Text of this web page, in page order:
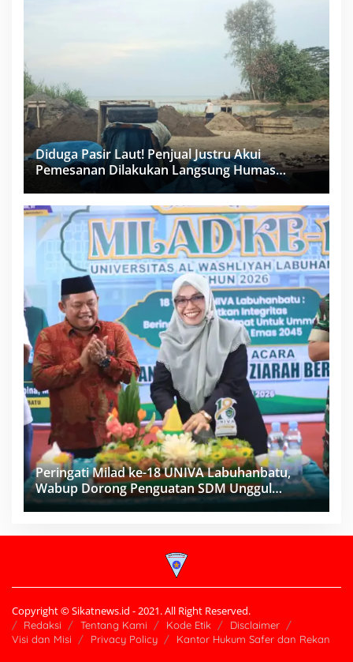
Diduga Pasir Laut! Penjual Justru Akui
Pemesanan Dilakukan Langsung Humas
Peringati Milad ke-18 UNIVA Labuhanbatu,
Wabup Dorong Penguatan SDM Unggul
Menuju Indonesia Emas 2045
Copyright © Sikatnews.id - 2021. All Right Reserved.
Redaksi Tentang Kami Kode Etik
Disclaimer
Visi dan Misi
Privacy Policy Kantor Hukum Safer dan Rekan